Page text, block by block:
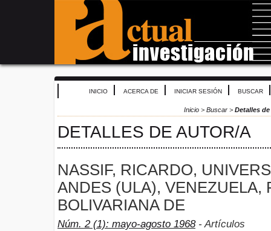
INICIO ACERCA DE INICIAR SESIÓN BUSCAR
Inicio > Buscar > Detalles
DETALLES DE AUTOR/A
NASSIF, RICARDO,
ANDES (ULA), VENEZUELA,
BOLIVARIANA DE
Núm. 2 (1): mayo-agosto 1968- Artículos